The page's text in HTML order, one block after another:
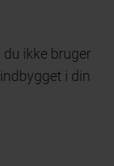
du ikke bruger
i din